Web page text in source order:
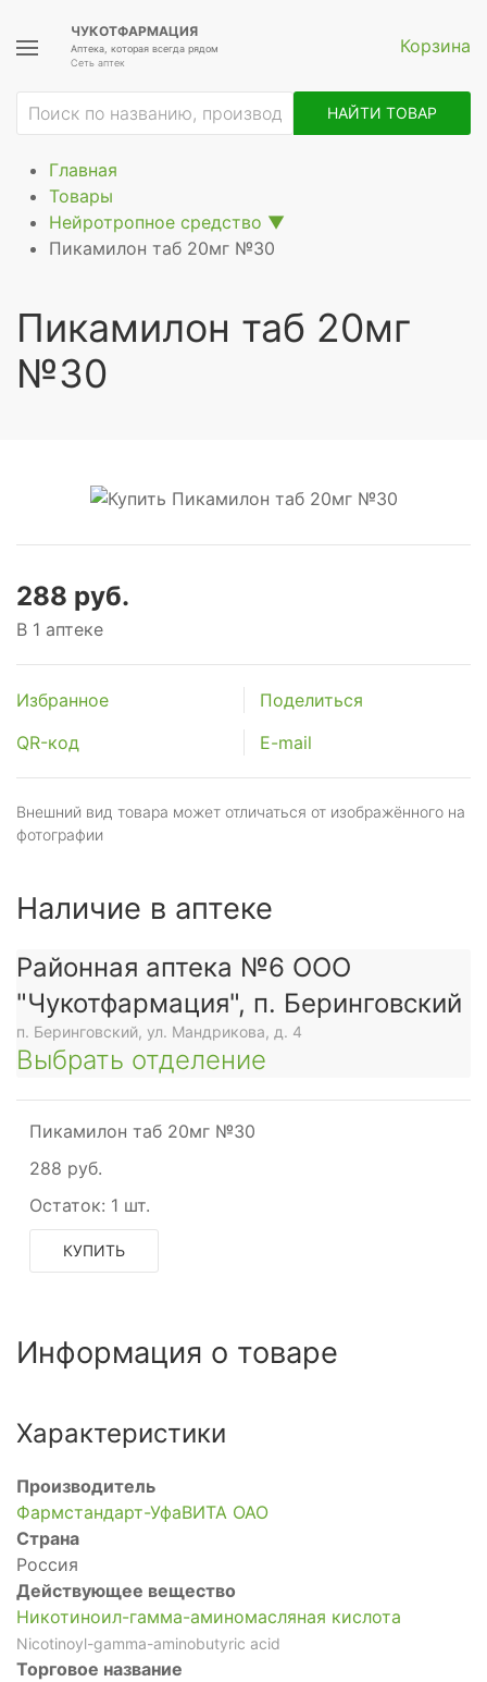
ЧУКОТФАРМАЦИЯ
Аптека, которая всегда рядом
Сеть аптек
Корзина
НАЙТИ ТОВАР
Главная
Товары
Нейротропное средство ▼
Пикамилон таб 20мг №30
Пикамилон таб 20мг
№30
288 руб.
В 1 аптеке
Избранное
Поделиться
QR-код
E-mail
Внешний вид товара может отличаться от изображённого на
фотографии
Наличие в аптеке
Районная аптека №6 ООО
"Чукотфармация", п. Беринговский
п. Беринговский, ул. Мандрикова, д. 4
Выбрать отделение
Пикамилон таб 20мг №30
288 руб.
Остаток: 1 шт.
КУПИТЬ
Информация о товаре
Характеристики
Производитель
Фармстандарт-УфаВИТА ОАО
Страна
Россия
Действующее вещество
Никотиноил-гамма-аминомасляная кислота
Nicotinoyl-gamma-aminobutyric acid
Торговое название